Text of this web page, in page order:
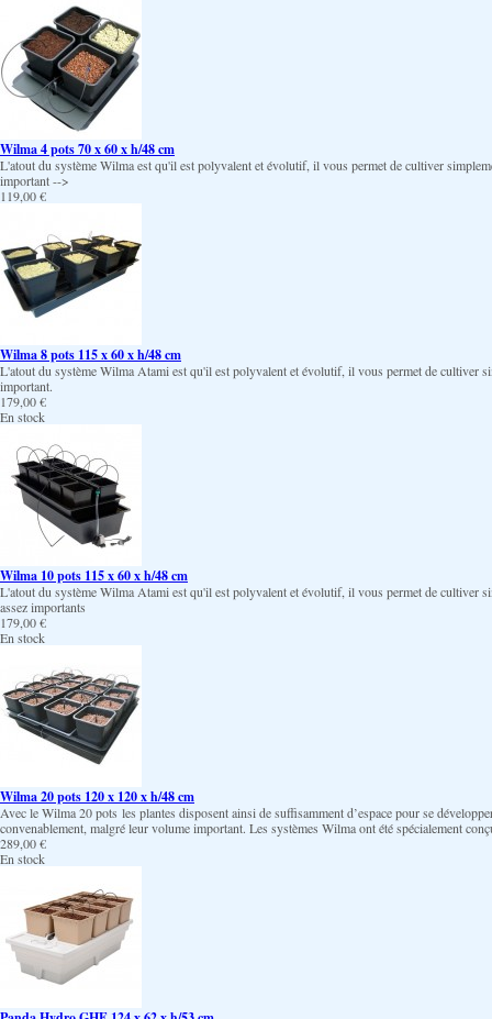
Wilma 4 pots 70 x 60 x h/48 cm
L'atout du système Wilma est qu'il est polyvalent et évolutif, il vous permet de cultiver
important -->
119,00 €
Wilma 8 pots 115 x 60 x h/48 cm
L'atout du système Wilma Atami est qu'il est polyvalent et évolutif, il vous permet de cultiver
important.
179,00 €
En stock
Wilma 10 pots 115 x 60 x h/48 cm
L'atout du système Wilma Atami est qu'il est polyvalent et évolutif, il vous permet de cultiver
assez importants
179,00 €
En stock
Wilma 20 pots 120 x 120 x h/48 cm
Avec le Wilma 20 pots les plantes disposent ainsi de suffisamment d’espace pour se
convenablement, malgré leur volume important. Les systèmes Wilma ont été spécialement
289,00 €
En stock